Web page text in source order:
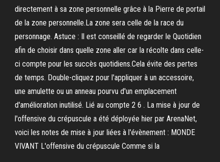
directement à sa zone personnelle grâce à la Pierre de portail
de la zone personnelle.La zone sera celle de la race du
personnage. Astuce : Il est conseillé de regarder le Quotidien
afin de choisir dans quelle zone aller car la récolte dans celle-
ci compte pour les succès quotidiens.Cela évite des pertes
de temps. Double-cliquez pour l'appliquer à un accessoire,
une amulette ou un anneau pourvu d'un emplacement
d'amélioration inutilisé. Lié au compte 2 6 . La mise à jour de
l'offensive du crépuscule a été déployée hier par ArenaNet,
voici les notes de mise à jour liées à l'évènement : MONDE
VIVANT L'offensive du crépuscule Comme si la